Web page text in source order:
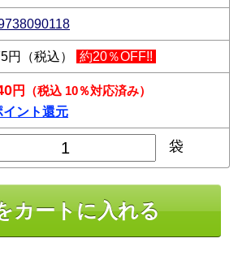
円（税込） 約20％OFF!!
円
（税込 10％対応済み）
イント還元
袋